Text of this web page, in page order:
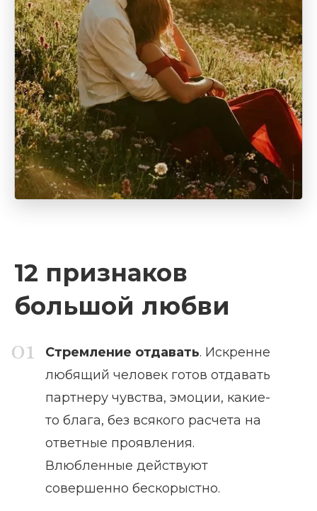
12 признаков
большой любви
Стремление отдавать. Искренне
любящий человек готов отдавать
партнеру чувства, эмоции, какие-
то блага, без всякого расчета на
ответные проявления.
Влюбленные действуют
совершенно бескорыстно.